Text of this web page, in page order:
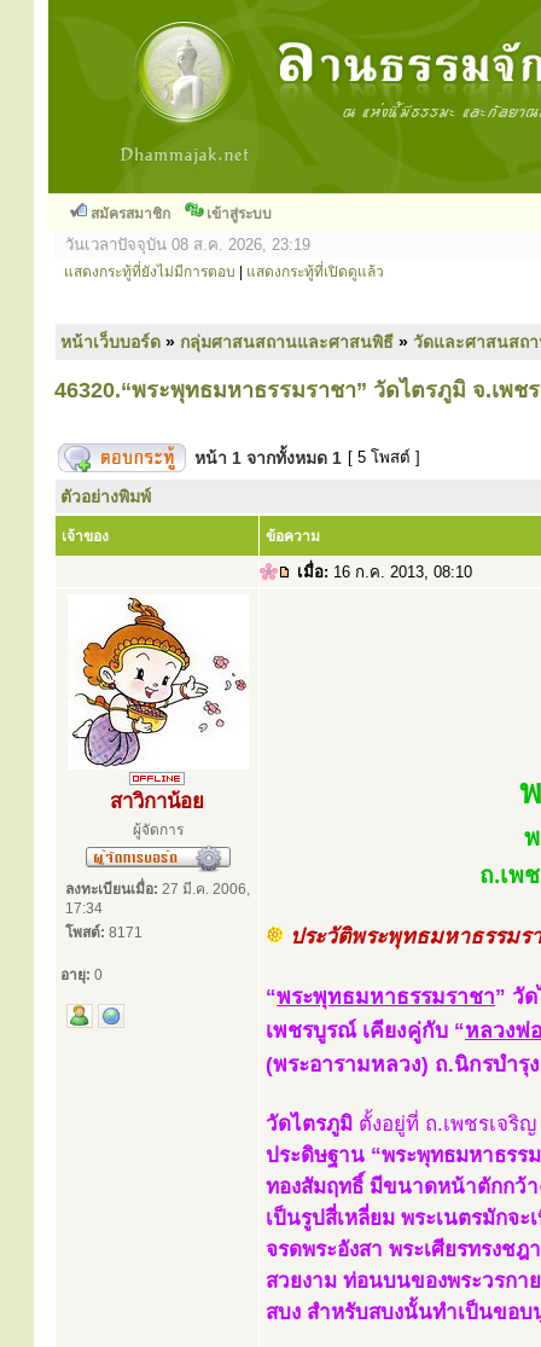
สมัครสมาชิก เข้าสู่ระบบ
วันเวลาปัจจุบัน 08 ส.ค. 2026, 23:19
แสดงกระทู้ที่ยังไม่มีการตอบ แสดงกระทู้ที่เปิดดูแล้ว
หน้าเว็บบอร์ด » กลุ่มศาสนสถานและศาสนพิธี » วัดและศาสนสถ
46320.“พระพุทธมหาธรรมราชา” วัดไตรภูมิ จ.เพช
หน้า 1 จากทั้งหมด 1 [ 5 โพสต์ ]
ตัวอย่างพิมพ์
เจ้าของ ข้อความ
เมื่อ: 16 ก.ค. 2013, 08:10
สาวิกาน้อย
ผู้จัดการ
ลงทะเบียนเมื่อ: 27 มี.ค. 2006,
17:34
โพสต์: 8171
อายุ: 0
ถ.เพ
ประวัติพระพุทธมหาธรรมร
“พระพุทธมหาธรรมราชา” วั
เพชรบูรณ์ เคียงคู่กับ “หลวงพ่
(พระอารามหลวง) ถ.นิกรบำรุ
วัดไตรภูมิ ตั้งอยู่ที่ ถ.เพชรเจริ
ประดิษฐาน “พระพุทธมหาธรร
ทองสัมฤทธิ์ มีขนาดหน้าตักกว้
เป็นรูปสี่เหลี่ยม พระเนตรมักจ
จรดพระอังสา พระเศียรทรงช
สวยงาม ท่อนบนของพระวรกา
สบง สำหรับสบงนั้นทำเป็นขอ